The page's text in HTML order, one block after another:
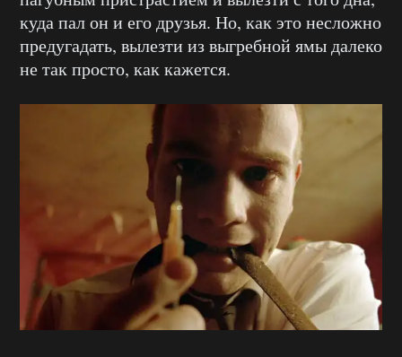
куда пал он и его друзья. Но, как это несложно
предугадать, вылезти из выгребной ямы далеко
не так просто, как кажется.